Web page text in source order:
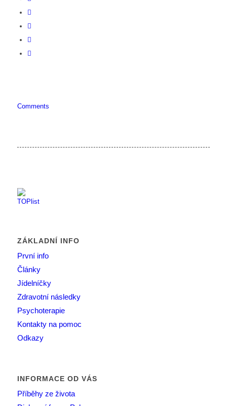
Comments
ZÁKLADNÍ INFO
První info
Články
Jídelníčky
Zdravotní následky
Psychoterapie
Kontakty na pomoc
Odkazy
INFORMACE OD VÁS
Příběhy ze života